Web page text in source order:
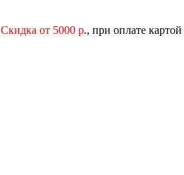
Скидка от 5000 р., при оплате картой